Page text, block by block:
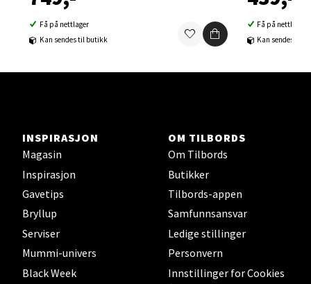
Få på nettlager
Kan sendes til butikk
Få på nettlager
Kan sendes til
INSPIRASJON
Magasin
Inspirasjon
Gavetips
Bryllup
Serviser
Mummi-univers
Black Week
OM TILBORDS
Om Tilbords
Butikker
Tilbords-appen
Samfunnsansvar
Ledige stillinger
Personvern
Innstillinger for Cookies
0 i butikk
Sortland - Sortland Storsenter
Strangata 26, 8400 Sortland
Åpent i dag 10-19
0 i butikk